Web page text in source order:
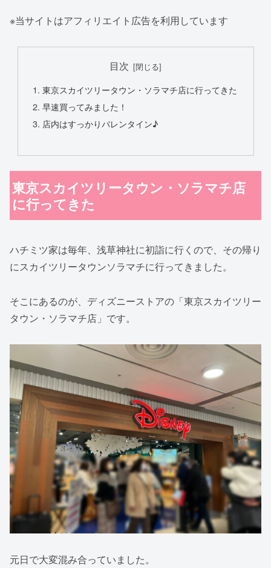
※当サイトはアフィリエイト広告を利用しています
目次
東京スカイツリータウン・ソラマチ店に行ってきた
早速買ってみました！
店内はすっかりバレンタイン♪
東京スカイツリータウン・ソラマチ店
に行ってきた
ハチミツ家は毎年、浅草神社に初詣に行くので、その帰り
にスカイツリータウンソラマチに行ってきました。
そこにあるのが、ディズニーストアの「東京スカイツリー
タウン・ソラマチ店」です。
元日で大変混み合っていました。